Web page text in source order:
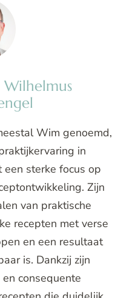
Wilhelmus
Wim genoemd,
in
sterke focus op
Zijn
van praktische
recepten met verse
en een resultaat
is. Dankzij zijn
consequente